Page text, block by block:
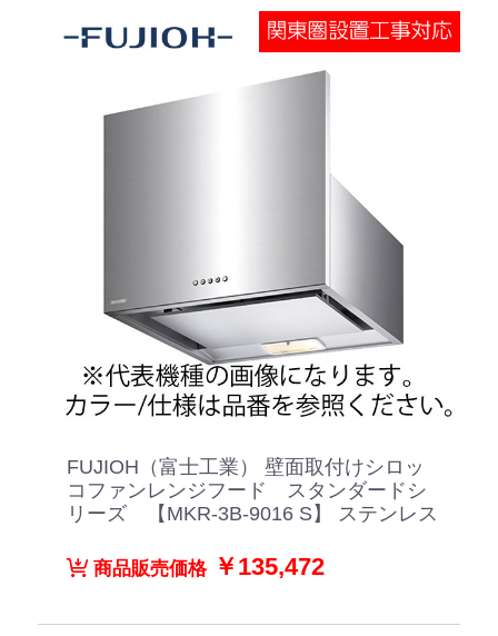
FUJIOH（富士工業） 壁面取付けシロッ
コファンレンジフード スタンダードシ
リーズ 【MKR-3B-9016 S】 ステンレス
商品販売価格￥135,472